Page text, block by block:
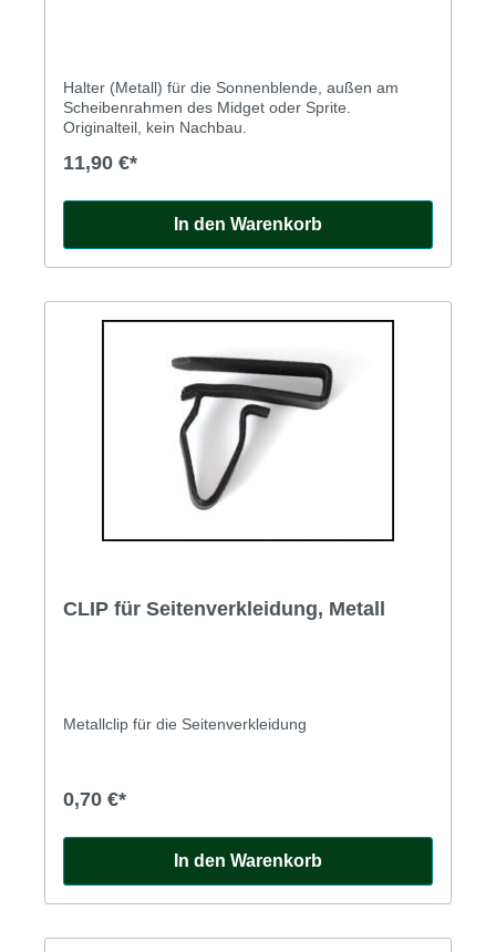
Halter (Metall) für die Sonnenblende, außen am
Scheibenrahmen des Midget oder Sprite.
Originalteil, kein Nachbau.
11,90 €*
In den Warenkorb
CLIP für Seitenverkleidung, Metall
Metallclip für die Seitenverkleidung
0,70 €*
In den Warenkorb